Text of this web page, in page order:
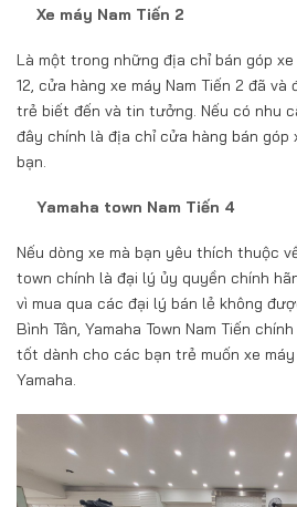
Xe máy Nam Tiến 2
Là một trong những địa chỉ bán góp
12, cửa hàng xe máy Nam Tiến 2 đã
trẻ biết đến và tin tưởng. Nếu có nhu
đây chính là địa chỉ cửa hàng bán góp
bạn.
Yamaha town Nam Tiến 4
Nếu dòng xe mà bạn yêu thích thuộc
town chính là đại lý ủy quyền chính
vì mua qua các đại lý bán lẻ không
Bình Tân, Yamaha Town Nam Tiến
tốt dành cho các bạn trẻ muốn xe
Yamaha.